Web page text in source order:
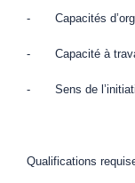
- Capacités
- Capacité à
- Sens de
Qualifications